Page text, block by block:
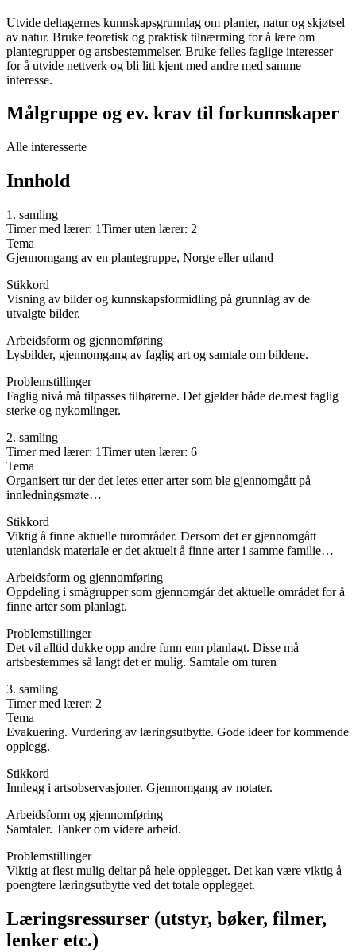
Utvide deltagernes kunnskapsgrunnlag om planter, natur og skjøtsel
av natur. Bruke teoretisk og praktisk tilnærming for å lære om
plantegrupper og artsbestemmelser. Bruke felles faglige interesser
for å utvide nettverk og bli litt kjent med andre med samme
interesse.
Målgruppe og ev. krav til forkunnskaper
Alle interesserte
Innhold
1. samling
Timer med lærer: 1Timer uten lærer: 2
Tema
Gjennomgang av en plantegruppe, Norge eller utland
Stikkord
Visning av bilder og kunnskapsformidling på grunnlag av de
utvalgte bilder.
Arbeidsform og gjennomføring
Lysbilder, gjennomgang av faglig art og samtale om bildene.
Problemstillinger
Faglig nivå må tilpasses tilhørerne. Det gjelder både de.mest faglig
sterke og nykomlinger.
2. samling
Timer med lærer: 1Timer uten lærer: 6
Tema
Organisert tur der det letes etter arter som ble gjennomgått på
innledningsmøte…
Stikkord
Viktig å finne aktuelle turområder. Dersom det er gjennomgått
utenlandsk materiale er det aktuelt å finne arter i samme familie…
Arbeidsform og gjennomføring
Oppdeling i smågrupper som gjennomgår det aktuelle området for å
finne arter som planlagt.
Problemstillinger
Det vil alltid dukke opp andre funn enn planlagt. Disse må
artsbestemmes så langt det er mulig. Samtale om turen
3. samling
Timer med lærer: 2
Tema
Evakuering. Vurdering av læringsutbytte. Gode ideer for kommende
opplegg.
Stikkord
Innlegg i artsobservasjoner. Gjennomgang av notater.
Arbeidsform og gjennomføring
Samtaler. Tanker om videre arbeid.
Problemstillinger
Viktig at flest mulig deltar på hele opplegget. Det kan være viktig å
poengtere læringsutbytte ved det totale opplegget.
Læringsressurser (utstyr, bøker, filmer,
lenker etc.)